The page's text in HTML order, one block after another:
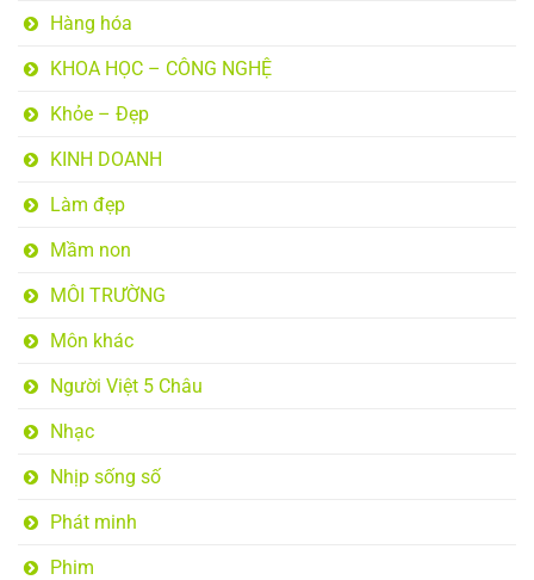
Hàng hóa
KHOA HỌC – CÔNG NGHỆ
Khỏe – Đẹp
KINH DOANH
Làm đẹp
Mầm non
MÔI TRƯỜNG
Môn khác
Người Việt 5 Châu
Nhạc
Nhịp sống số
Phát minh
Phim